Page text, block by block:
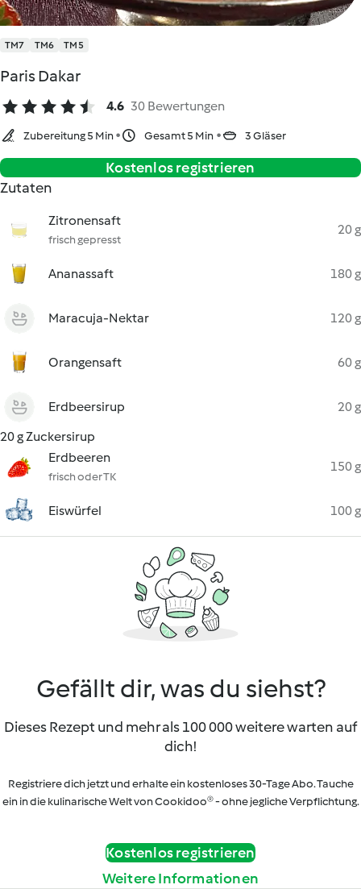
TM7 TM6 TM5
Paris Dakar
4.6 30 Bewertungen
Zubereitung 5 Min Gesamt 5 Min 3 Gläser
Kostenlos registrieren
Zutaten
Zitronensaft
frisch gepresst
20 g
Ananassaft 180 g
Maracuja-Nektar 120 g
Orangensaft 60 g
Erdbeersirup
20 g
20 g Zuckersirup
Erdbeeren
frisch oder TK
150 g
Eiswürfel 100 g
Gefällt dir, was du siehst?
Dieses Rezept und mehr als 100 000 weitere warten auf
dich!
Registriere dich jetzt und erhalte ein kostenloses 30-Tage Abo. Tauche
ein in die kulinarische Welt von Cookidoo® - ohne jegliche Verpflichtung.
Kostenlos registrieren
Weitere Informationen